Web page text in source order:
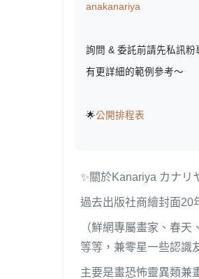
anakanariya
詢問 & 委託前請先私訊粉
有更詳細的範例參考～
🌟公開排程表
✨關於Kanariya カナリ
過去出版社商繪封面20
（鮮網專屬畫家、春天
等等，兼零星一些認識
主要是畫恐怖靈異類兼